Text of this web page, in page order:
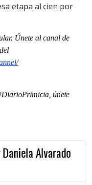
etapa al cien por
Únete al canal de
únete
Alvarado